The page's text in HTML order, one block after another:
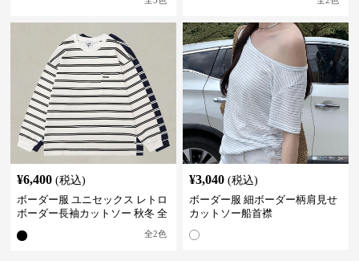
¥6,400 (税込)
ボーダー服 ユニセックス レトロ
ボーダー長袖カットソー 秋冬 全
全2色
¥3,040 (税込)
ボーダー服 細ボーダー柄肩見せ
カットソー船首襟